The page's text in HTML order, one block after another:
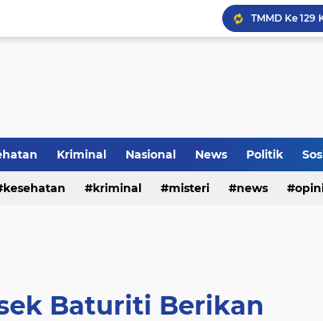
Voli Menjadi
Kriminal Nasional News Politik
kesehatan kriminal misteri news
Baturiti Berikan